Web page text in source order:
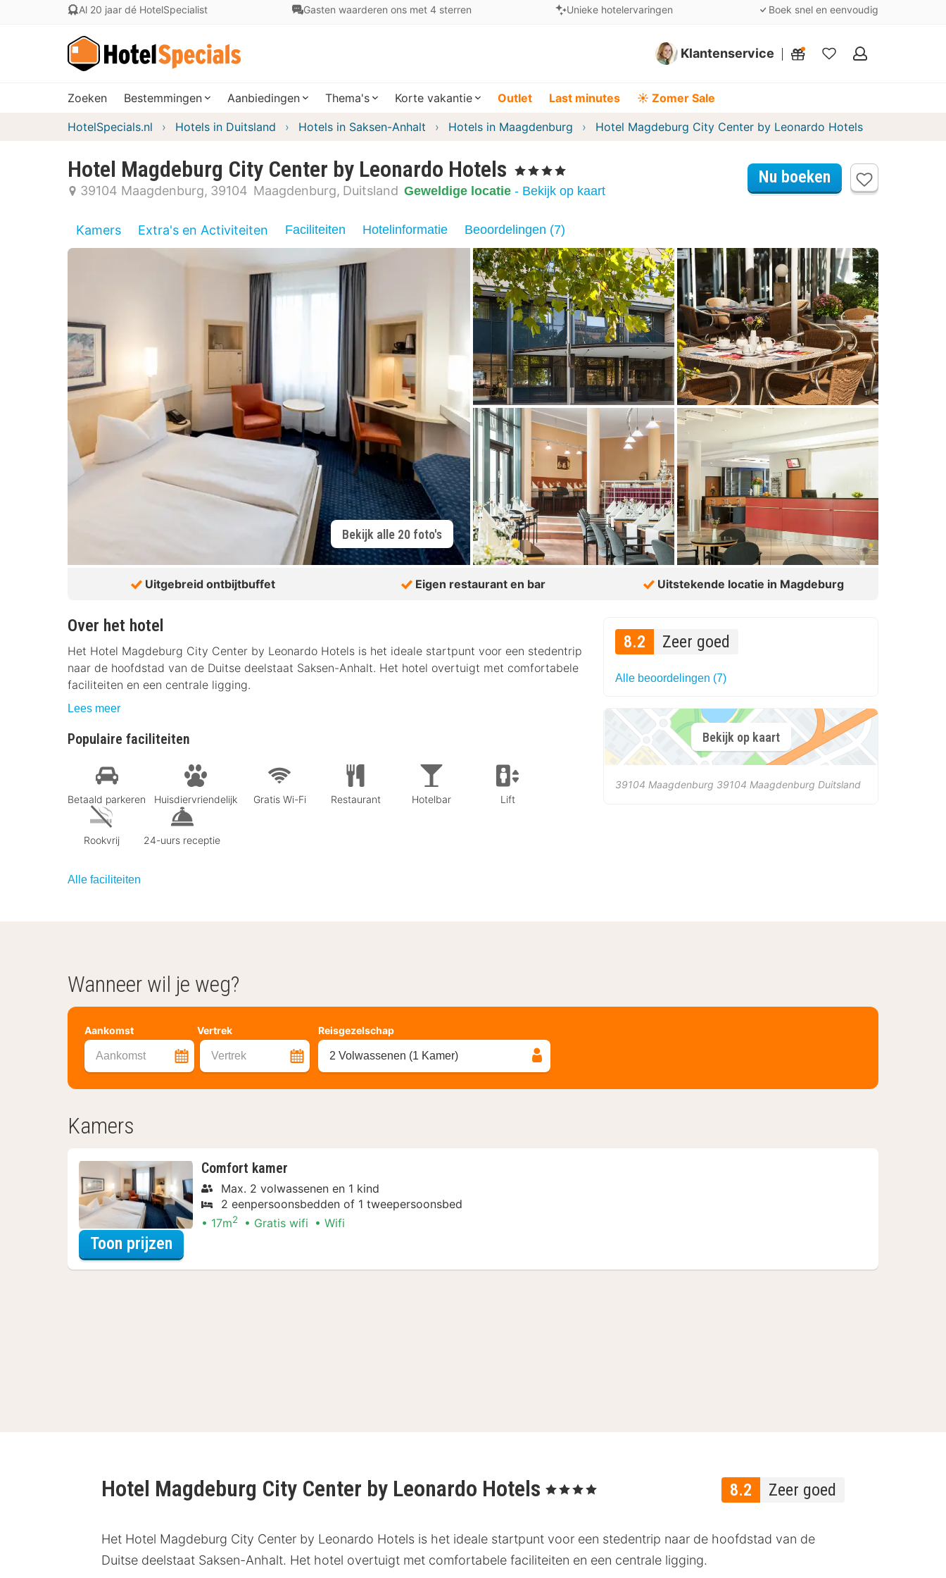
Al 20 jaar dé HotelSpecialist Gasten waarderen ons met 4 sterren Unieke hotelervaringen Boek snel en eenvoudig
Klantenservice
Mijn
Zoeken Bestemmingen Aanbiedingen Thema's Korte vakantie Outlet Last minutes ☀️ Zomer Sale
HotelSpecials.nl Hotels in Duitsland Hotels in Saksen-Anhalt Hotels in Maagdenburg Hotel Magdeburg City Center by Leonardo Hotels
Hotel Magdeburg City Center by Leonardo Hotels , 4 Sterren
39104 Maagdenburg 39104 Maagdenburg Duitsland Geweldige locatie - Bekijk op kaart
Nu boeken
Kamers Extra's en Activiteiten Faciliteiten Hotelinformatie Beoordelingen (7)
Bekijk alle 20 foto's
Uitgebreid ontbijtbuffet Eigen restaurant en bar Uitstekende locatie in Magdeburg
Over het hotel
Het Hotel Magdeburg City Center by Leonardo Hotels is het ideale startpunt voor een stedentrip
naar de hoofdstad van de Duitse deelstaat Saksen-Anhalt. Het hotel overtuigt met comfortabele
faciliteiten en een centrale ligging.
Lees meer
Populaire faciliteiten
Betaald parkeren Huisdiervriendelijk Gratis Wi-Fi Restaurant Hotelbar Lift
Rookvrij 24-uurs receptie
Alle faciliteiten
8.2 Zeer goed
Alle beoordelingen (7)
Bekijk op kaart
39104 Maagdenburg 39104 Maagdenburg Duitsland
Wanneer wil je weg?
Aankomst Vertrek
Aankomst Vertrek
Reisgezelschap
2 Volwassenen (1 Kamer)
Kamers
Comfort kamer
Max. 2 volwassenen en 1 kind
2 eenpersoonsbedden of 1 tweepersoonsbed
17m2 Gratis wifi Wifi
Toon prijzen
8.2 Zeer goed
Hotel Magdeburg City Center by Leonardo Hotels , 4 Sterren
Het Hotel Magdeburg City Center by Leonardo Hotels is het ideale startpunt voor een stedentrip naar de hoofdstad van de
Duitse deelstaat Saksen-Anhalt. Het hotel overtuigt met comfortabele faciliteiten en een centrale ligging.